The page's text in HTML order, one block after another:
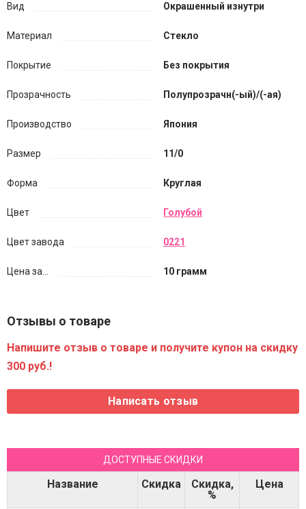
Вид Окрашенный изнутри
Материал Стекло
Покрытие Без покрытия
Прозрачность Полупрозрачн(-ый)/(-ая)
Производство Япония
Размер 11/0
Форма Круглая
Цвет Голубой
Цвет завода 0221
Цена за... 10 грамм
Отзывы о товаре
Напишите отзыв о товаре и получите купон на скидку
300 руб.!
ДОСТУПНЫЕ СКИДКИ
Название Скидка
Скидка,
%
Цена